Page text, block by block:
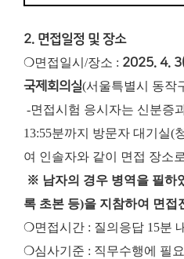
2. 면접일정 및 장소
❍면접일시/장소 : 2025. 4.
국제회의실(서울특별시 동작
-면접시험 응시자는 신분증
13:55분까지 방문자 대기실(
여 인솔자와 같이 면접 장소
※ 남자의 경우 병역을 필하
록 초본 등)을 지참하여 면접
❍면접시간 : 질의응답 15분
❍심사기준 : 직무수행에 필